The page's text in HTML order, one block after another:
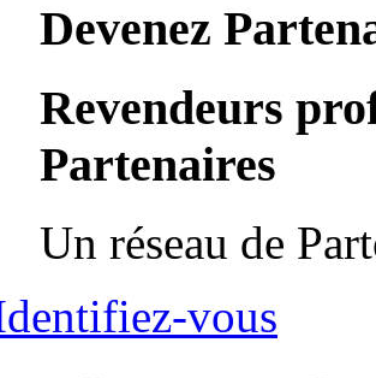
Devenez
Revendeurs
Partenaires
Un réseau de
vous